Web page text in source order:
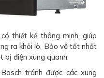
thiết kế thông minh, giúp
ra khỏi lò. Bảo vệ tốt nhất
bị điện xung quanh.
tránh được các xung